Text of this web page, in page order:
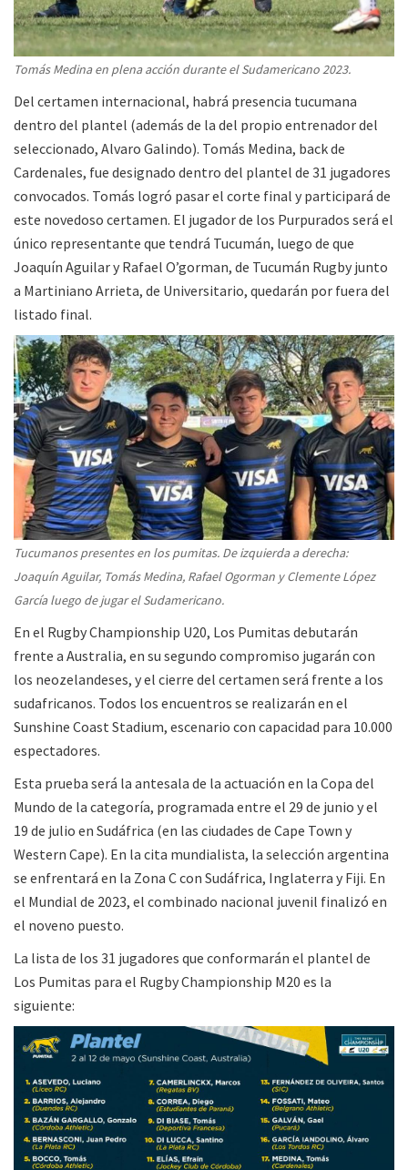
Tomás Medina en plena acción durante el Sudamericano 2023.
Del certamen internacional, habrá presencia tucumana
dentro del plantel (además de la del propio entrenador del
seleccionado, Alvaro Galindo). Tomás Medina, back de
Cardenales, fue designado dentro del plantel de 31 jugadores
convocados. Tomás logró pasar el corte final y participará de
este novedoso certamen. El jugador de los Purpurados será el
único representante que tendrá Tucumán, luego de que
Joaquín Aguilar y Rafael O’gorman, de Tucumán Rugby junto
a Martiniano Arrieta, de Universitario, quedarán por fuera del
listado final.
Tucumanos presentes en los pumitas. De izquierda a derecha:
Joaquín Aguilar, Tomás Medina, Rafael Ogorman y Clemente López
García luego de jugar el Sudamericano.
En el Rugby Championship U20, Los Pumitas debutarán
frente a Australia, en su segundo compromiso jugarán con
los neozelandeses, y el cierre del certamen será frente a los
sudafricanos. Todos los encuentros se realizarán en el
Sunshine Coast Stadium, escenario con capacidad para 10.000
espectadores.
Esta prueba será la antesala de la actuación en la Copa del
Mundo de la categoría, programada entre el 29 de junio y el
19 de julio en Sudáfrica (en las ciudades de Cape Town y
Western Cape). En la cita mundialista, la selección argentina
se enfrentará en la Zona C con Sudáfrica, Inglaterra y Fiji. En
el Mundial de 2023, el combinado nacional juvenil finalizó en
el noveno puesto.
La lista de los 31 jugadores que conformarán el plantel de
Los Pumitas para el Rugby Championship M20 es la
siguiente: